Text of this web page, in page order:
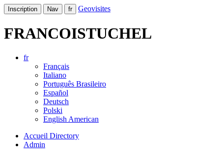
Inscription Nav fr Geovisites
FRANCOISTUCHEL
fr
Français
Italiano
Português Brasileiro
Español
Deutsch
Polski
English American
Accueil Directory
Admin